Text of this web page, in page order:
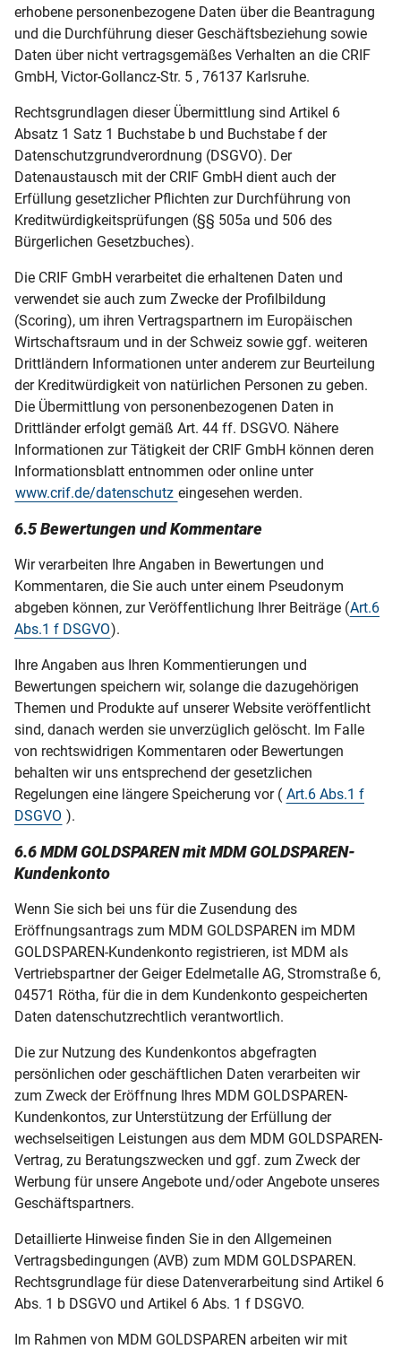
erhobene personenbezogene Daten über die Beantragung
und die Durchführung dieser Geschäftsbeziehung sowie
Daten über nicht vertragsgemäßes Verhalten an die CRIF
GmbH, Victor-Gollancz-Str. 5 , 76137 Karlsruhe.
Rechtsgrundlagen dieser Übermittlung sind Artikel 6
Absatz 1 Satz 1 Buchstabe b und Buchstabe f der
Datenschutzgrundverordnung (DSGVO). Der
Datenaustausch mit der CRIF GmbH dient auch der
Erfüllung gesetzlicher Pflichten zur Durchführung von
Kreditwürdigkeitsprüfungen (§§ 505a und 506 des
Bürgerlichen Gesetzbuches).
Die CRIF GmbH verarbeitet die erhaltenen Daten und
verwendet sie auch zum Zwecke der Profilbildung
(Scoring), um ihren Vertragspartnern im Europäischen
Wirtschaftsraum und in der Schweiz sowie ggf. weiteren
Drittländern Informationen unter anderem zur Beurteilung
der Kreditwürdigkeit von natürlichen Personen zu geben.
Die Übermittlung von personenbezogenen Daten in
Drittländer erfolgt gemäß Art. 44 ff. DSGVO. Nähere
Informationen zur Tätigkeit der CRIF GmbH können deren
Informationsblatt entnommen oder online unter
www.crif.de/datenschutz eingesehen werden.
6.5 Bewertungen und Kommentare
Wir verarbeiten Ihre Angaben in Bewertungen und
Kommentaren, die Sie auch unter einem Pseudonym
abgeben können, zur Veröffentlichung Ihrer Beiträge (Art.6
Abs.1 f DSGVO).
Ihre Angaben aus Ihren Kommentierungen und
Bewertungen speichern wir, solange die dazugehörigen
Themen und Produkte auf unserer Website veröffentlicht
sind, danach werden sie unverzüglich gelöscht. Im Falle
von rechtswidrigen Kommentaren oder Bewertungen
behalten wir uns entsprechend der gesetzlichen
Regelungen eine längere Speicherung vor ( Art.6 Abs.1 f
DSGVO ).
6.6 MDM GOLDSPAREN mit MDM GOLDSPAREN-
Kundenkonto
Wenn Sie sich bei uns für die Zusendung des
Eröffnungsantrags zum MDM GOLDSPAREN im MDM
GOLDSPAREN-Kundenkonto registrieren, ist MDM als
Vertriebspartner der Geiger Edelmetalle AG, Stromstraße 6,
04571 Rötha, für die in dem Kundenkonto gespeicherten
Daten datenschutzrechtlich verantwortlich.
Die zur Nutzung des Kundenkontos abgefragten
persönlichen oder geschäftlichen Daten verarbeiten wir
zum Zweck der Eröffnung Ihres MDM GOLDSPAREN-
Kundenkontos, zur Unterstützung der Erfüllung der
wechselseitigen Leistungen aus dem MDM GOLDSPAREN-
Vertrag, zu Beratungszwecken und ggf. zum Zweck der
Werbung für unsere Angebote und/oder Angebote unseres
Geschäftspartners.
Detaillierte Hinweise finden Sie in den Allgemeinen
Vertragsbedingungen (AVB) zum MDM GOLDSPAREN.
Rechtsgrundlage für diese Datenverarbeitung sind Artikel 6
Abs. 1 b DSGVO und Artikel 6 Abs. 1 f DSGVO.
Im Rahmen von MDM GOLDSPAREN arbeiten wir mit